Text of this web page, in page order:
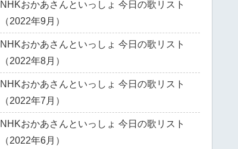
NHKおかあさんといっしょ 今日の歌リスト
（2022年9月）
NHKおかあさんといっしょ 今日の歌リスト
（2022年8月）
NHKおかあさんといっしょ 今日の歌リスト
（2022年7月）
NHKおかあさんといっしょ 今日の歌リスト
（2022年6月）